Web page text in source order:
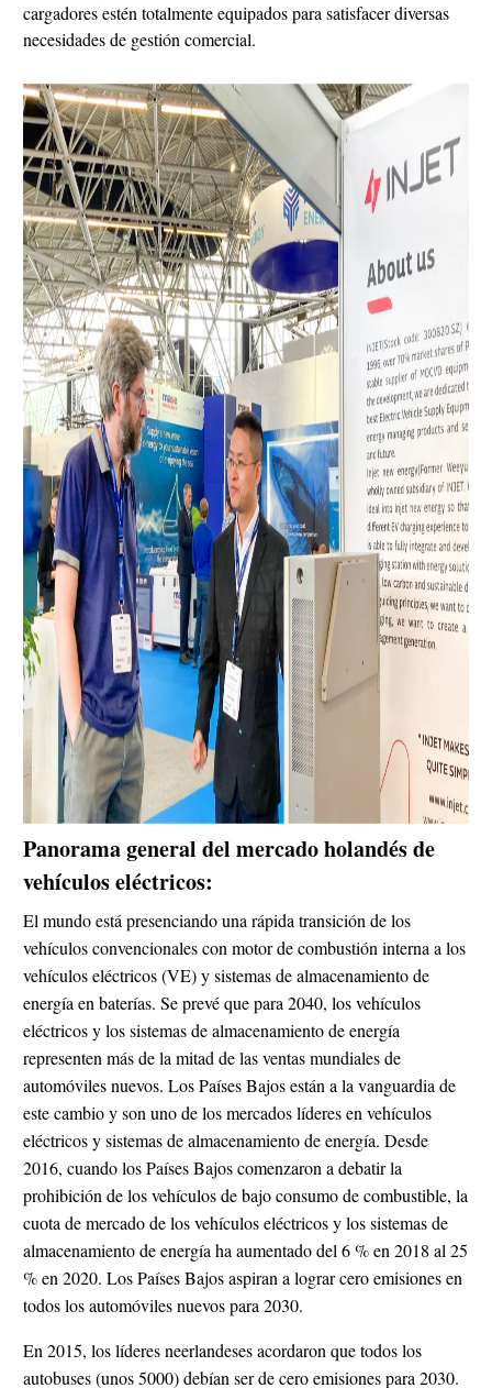
cargadores estén totalmente equipados para satisfacer diversas
necesidades de gestión comercial.
Panorama general del mercado holandés de
vehículos eléctricos:
El mundo está presenciando una rápida transición de los
vehículos convencionales con motor de combustión interna a los
vehículos eléctricos (VE) y sistemas de almacenamiento de
energía en baterías. Se prevé que para 2040, los vehículos
eléctricos y los sistemas de almacenamiento de energía
representen más de la mitad de las ventas mundiales de
automóviles nuevos. Los Países Bajos están a la vanguardia de
este cambio y son uno de los mercados líderes en vehículos
eléctricos y sistemas de almacenamiento de energía. Desde
2016, cuando los Países Bajos comenzaron a debatir la
prohibición de los vehículos de bajo consumo de combustible, la
cuota de mercado de los vehículos eléctricos y los sistemas de
almacenamiento de energía ha aumentado del 6 % en 2018 al 25
% en 2020. Los Países Bajos aspiran a lograr cero emisiones en
todos los automóviles nuevos para 2030.
En 2015, los líderes neerlandeses acordaron que todos los
autobuses (unos 5000) debían ser de cero emisiones para 2030.